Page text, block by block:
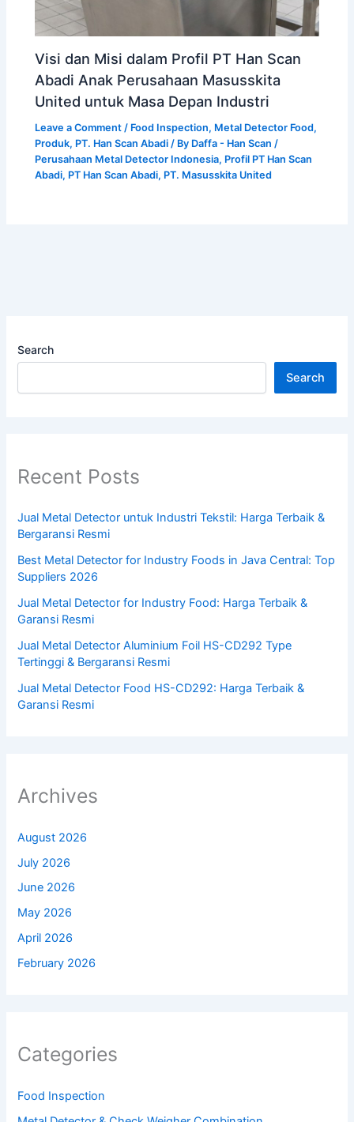
Visi dan Misi dalam Profil PT Han Scan
Abadi Anak Perusahaan Masusskita
United untuk Masa Depan Industri
Leave a Comment / Food Inspection, Metal Detector Food,
Produk, PT. Han Scan Abadi / By Daffa - Han Scan/
Perusahaan Metal Detector Indonesia, Profil PT Han Scan
Abadi, PT Han Scan Abadi, PT. Masusskita United
Search
Search
Recent Posts
Jual Metal Detector untuk Industri Tekstil: Harga Terbaik &
Bergaransi Resmi
Best Metal Detector for Industry Foods in Java Central: Top
Suppliers 2026
Jual Metal Detector for Industry Food: Harga Terbaik &
Garansi Resmi
Jual Metal Detector Aluminium Foil HS-CD292 Type
Tertinggi & Bergaransi Resmi
Jual Metal Detector Food HS-CD292: Harga Terbaik &
Garansi Resmi
Archives
August 2026
July 2026
June 2026
May 2026
April 2026
February 2026
Categories
Food Inspection